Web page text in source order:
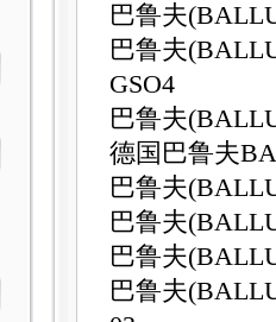
巴鲁夫
巴鲁夫
GSO4
巴鲁夫
德国巴鲁夫
巴鲁夫
巴鲁夫
巴鲁夫
巴鲁夫